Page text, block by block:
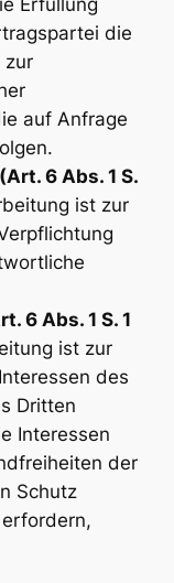
die
zur
auf Anfrage
6 Abs. 1 S.
ist zur
6 Abs. 1 S. 1
ist zur
des
Dritten
Interessen
der
Schutz